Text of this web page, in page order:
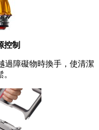
控制
過障礙物時換手，使清潔